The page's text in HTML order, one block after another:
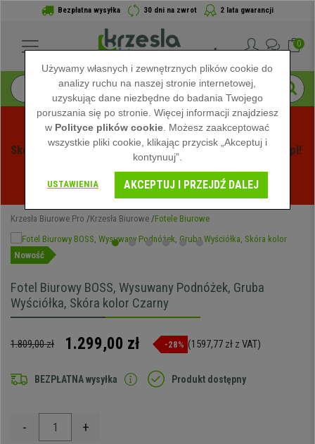
Bezpłatna wysyłka 30 dni na zwrot 2 lata gwarancji
0
Skorzystaj z Letnich Wyprzedaży na Krzeslabiurowepro.pl!
Zobacz oferty -
Krzesła Biurowe Pro Krzesła Biurowe Fotele Biurowe
Nowość
Fotel Biurowy BOSS, Wysuwany Podnóżek, Gruba
Wyściółka, Skóra kolor Czarny
1.809,00 zł 1.299,00 zł -28% (1597,77 zł z VAT)
BEZPŁATNA wysyłka Produkt dostępny
- +
Używamy własnych i zewnętrznych plików cookie do
analizy ruchu na naszej stronie internetowej,
uzyskując dane niezbędne do badania Twojego
poruszania się po stronie. Więcej informacji znajdziesz
w Polityce plików cookie . Możesz zaakceptować
wszystkie pliki cookie, klikając przycisk „Akceptuj i
kontynuuj”.
USTAWIENIA AKCEPTUJ I PRZEJDŹ DALEJ